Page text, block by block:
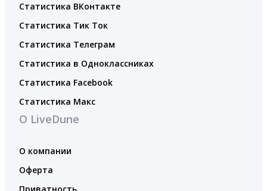
Статистика ВКонтакте
Статистика Тик Ток
Статистика Телеграм
Статистика в Одноклассниках
Статистика Facebook
Статистика Макс
О LiveDune
О компании
Оферта